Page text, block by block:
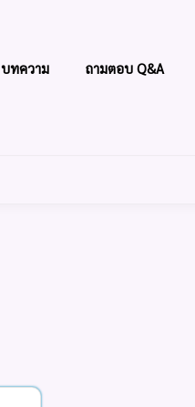
บทความ ถามตอบ Q&A